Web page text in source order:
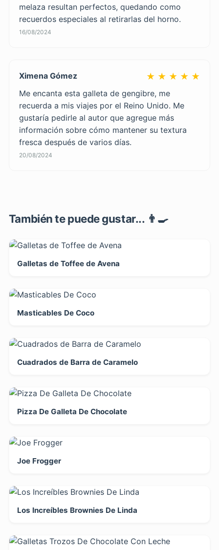
melaza resultan perfectos, quedando como
recuerdos especiales al retirarlas del horno.
16/08/2024
Ximena Gómez ★ ★ ★ ★ ★
Me encanta esta galleta de gengibre, me
recuerda a mis viajes por el Reino Unido. Me
gustaría pedirle al autor que agregue más
información sobre cómo mantener su textura
fresca después de varios días.
20/08/2024
También te puede gustar... 👨‍🍳
Galletas de Toffee de Avena
Masticables De Coco
Cuadrados de Barra de Caramelo
Pizza De Galleta De Chocolate
Joe Frogger
Los Increíbles Brownies De Linda